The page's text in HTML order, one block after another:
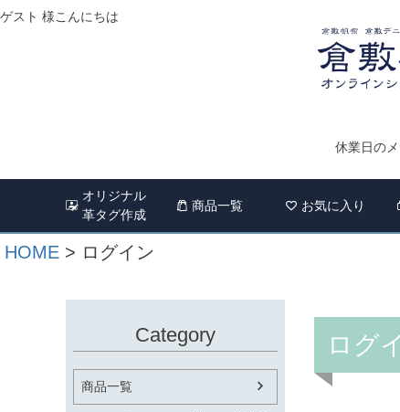
ゲスト 様こんにちは
休業日の
オリジナル
革タグ作成
商品一覧 お気に入り
HOME ログイン
Category
商品一覧
ログ